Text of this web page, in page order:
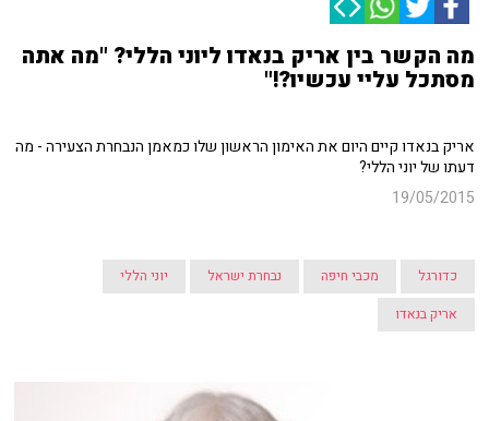
מה הקשר בין אריק בנאדו ליוני הללי? "מה אתה
מסתכל עליי עכשיו?!"
אריק בנאדו קיים היום את האימון הראשון שלו כמאמן הנבחרת הצעירה - מה
דעתו של יוני הללי?
19/05/2015
כדורגל מכבי חיפה נבחרת ישראל
יוני הללי
אריק בנאדו